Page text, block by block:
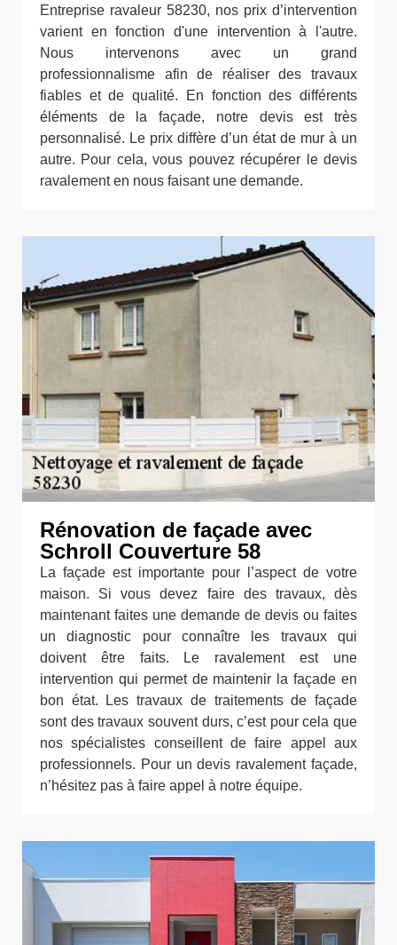
Entreprise ravaleur 58230, nos prix d’intervention
varient en fonction d'une intervention à l'autre.
Nous intervenons avec un grand
professionnalisme afin de réaliser des travaux
fiables et de qualité. En fonction des différents
éléments de la façade, notre devis est très
personnalisé. Le prix diffère d’un état de mur à un
autre. Pour cela, vous pouvez récupérer le devis
ravalement en nous faisant une demande.
Rénovation de façade avec
Schroll Couverture 58
La façade est importante pour l’aspect de votre
maison. Si vous devez faire des travaux, dès
maintenant faites une demande de devis ou faites
un diagnostic pour connaître les travaux qui
doivent être faits. Le ravalement est une
intervention qui permet de maintenir la façade en
bon état. Les travaux de traitements de façade
sont des travaux souvent durs, c’est pour cela que
nos spécialistes conseillent de faire appel aux
professionnels. Pour un devis ravalement façade,
n’hésitez pas à faire appel à notre équipe.